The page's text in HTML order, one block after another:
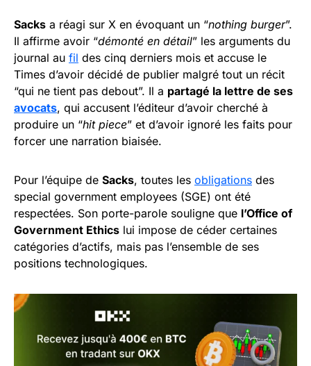
Sacks a réagi sur X en évoquant un “nothing burger”.
Il affirme avoir “démonté en détail” les arguments du
journal au fil des cinq derniers mois et accuse le
Times d’avoir décidé de publier malgré tout un récit
“qui ne tient pas debout”. Il a partagé la lettre de ses
avocats, qui accusent l’éditeur d’avoir cherché à
produire un “hit piece” et d’avoir ignoré les faits pour
forcer une narration biaisée.
Pour l’équipe de Sacks, toutes les obligations des
special government employees (SGE) ont été
respectées. Son porte-parole souligne que l’Office of
Government Ethics lui impose de céder certaines
catégories d’actifs, mais pas l’ensemble de ses
positions technologiques.